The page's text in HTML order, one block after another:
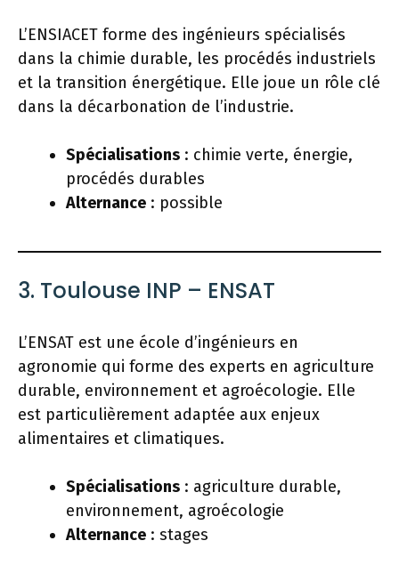
L’ENSIACET forme des ingénieurs spécialisés
dans la chimie durable, les procédés industriels
et la transition énergétique. Elle joue un rôle clé
dans la décarbonation de l’industrie.
Spécialisations : chimie verte, énergie,
procédés durables
Alternance : possible
3. Toulouse INP – ENSAT
L’ENSAT est une école d’ingénieurs en
agronomie qui forme des experts en agriculture
durable, environnement et agroécologie. Elle
est particulièrement adaptée aux enjeux
alimentaires et climatiques.
Spécialisations : agriculture durable,
environnement, agroécologie
Alternance : stages